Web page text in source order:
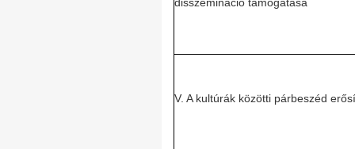
V. A kultúrák közötti párbeszéd